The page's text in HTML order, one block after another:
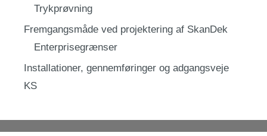
Trykprøvning
Fremgangsmåde ved projektering af SkanDek
Enterprisegrænser
Installationer, gennemføringer og adgangsveje
KS